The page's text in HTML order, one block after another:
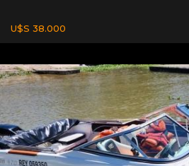
U$S 38.000